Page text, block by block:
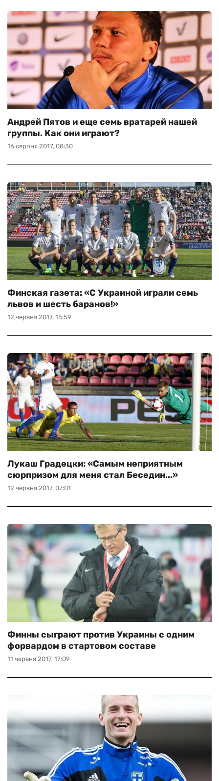
16 серпня 2017, 08:30
Андрей Пятов и еще семь вратарей нашей
группы. Как они играют?
12 червня 2017, 15:59
Финская газета: «С Украиной играли семь
львов и шесть баранов!»
12 червня 2017, 07:01
Лукаш Градецки: «Самым неприятным
сюрпризом для меня стал Беседин...»
11 червня 2017, 17:09
Финны сыграют против Украины с одним
форвардом в стартовом составе